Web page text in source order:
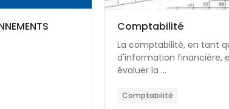
Catégorie de cours
Nom du cours
Comptabilité
Résumé du cours :
La comptabilité, en tant
d'information financière,
évaluer la ...
Comptabilité